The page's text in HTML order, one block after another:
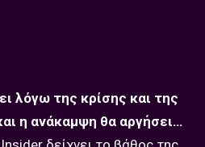
λόγω της κρίσης και της
η ανάκαμψη θα αργήσει…